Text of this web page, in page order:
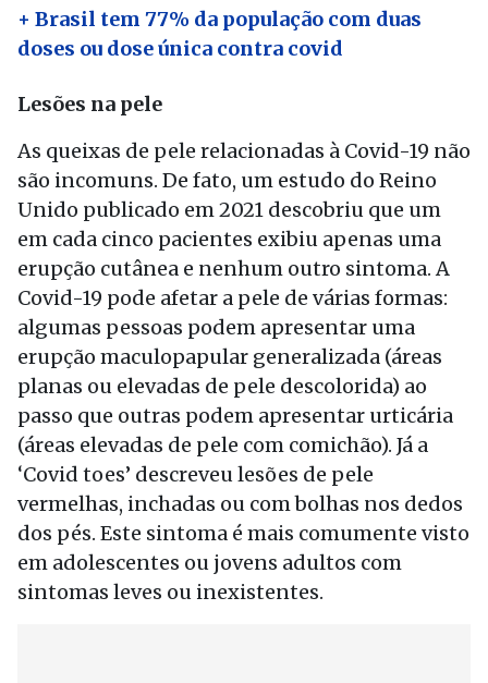
+ Brasil tem 77% da população com duas
doses ou dose única contra covid
Lesões na pele
As queixas de pele relacionadas à Covid-19 não
são incomuns. De fato, um estudo do Reino
Unido publicado em 2021 descobriu que um
em cada cinco pacientes exibiu apenas uma
erupção cutânea e nenhum outro sintoma. A
Covid-19 pode afetar a pele de várias formas:
algumas pessoas podem apresentar uma
erupção maculopapular generalizada (áreas
planas ou elevadas de pele descolorida) ao
passo que outras podem apresentar urticária
(áreas elevadas de pele com comichão). Já a
‘Covid toes’ descreveu lesões de pele
vermelhas, inchadas ou com bolhas nos dedos
dos pés. Este sintoma é mais comumente visto
em adolescentes ou jovens adultos com
sintomas leves ou inexistentes.